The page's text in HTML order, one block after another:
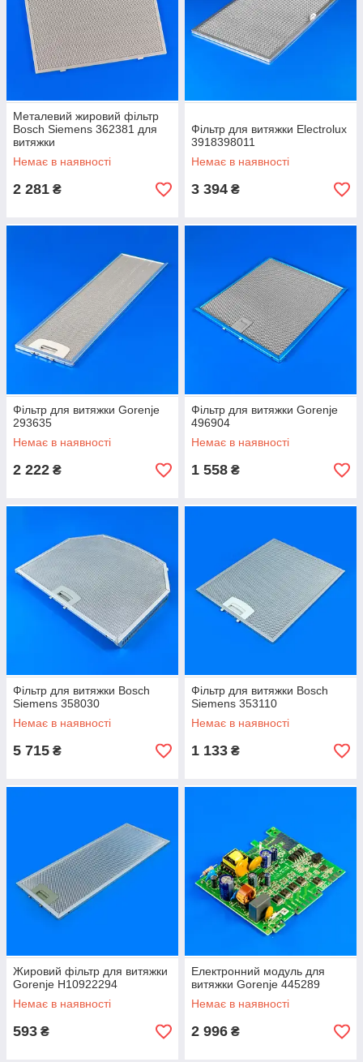
Металевий жировий фільтр
Bosch Siemens 362381 для
витяжки
Немає в наявності
2 281 ₴
Фільтр для витяжки Electrolux
3918398011
Немає в наявності
3 394 ₴
Фільтр для витяжки Gorenje
293635
Немає в наявності
2 222 ₴
Фільтр для витяжки Gorenje
496904
Немає в наявності
1 558 ₴
Фільтр для витяжки Bosch
Siemens 358030
Немає в наявності
5 715 ₴
Фільтр для витяжки Bosch
Siemens 353110
Немає в наявності
1 133 ₴
Жировий фільтр для витяжки
Gorenje H10922294
Немає в наявності
593 ₴
Електронний модуль для
витяжки Gorenje 445289
Немає в наявності
2 996 ₴